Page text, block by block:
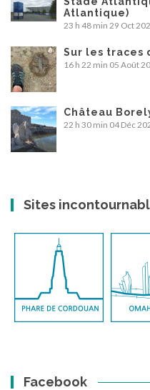
Atlantique)
23 h 48 min 29 Oct
Sur les traces
16 h 22 min 05 Août
Château
22 h 30 min 04 Déc
Sites
Facebook